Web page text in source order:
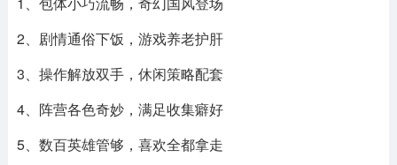
2、剧情通俗下饭，游戏养老护肝
3、操作解放双手，休闲策略配套
4、阵营各色奇妙，满足收集癖好
5、数百英雄管够，喜欢全都拿走